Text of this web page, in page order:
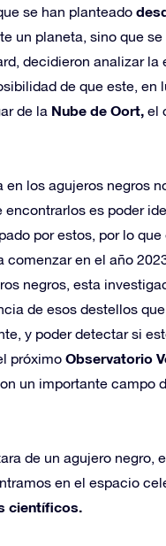
se han planteado
un planeta, sino que
decidieron analizar
de que este, en
de la Nube de Oort, el
en los agujeros negros
encontrarlos es poder
por estos, por lo
comenzar en el año
negros, esta
de esos destellos
y poder detectar si
próximo Observatorio
un importante campo
de un agujero
en el espacio
científicos.